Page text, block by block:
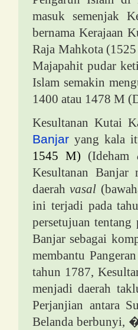
masuk semenjak
bernama Kerajaan
Raja Mahkota
Majapahit pudar
Islam semakin
1400 atau 1478 M
Kesultanan Kutai
Banjar yang kala
1545 M) (Ideham
Kesultanan Banjar
daerahvasal
ini terjadi pada
persetujuan tentang
Banjar sebagai
membantu
tahun 1787,
menjadi daerah
Perjanjian antara
Belanda berbunyi,